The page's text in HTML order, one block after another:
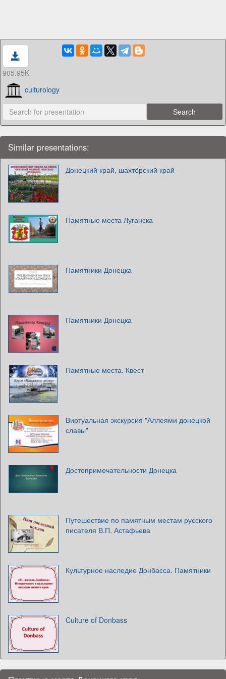
905.95K
culturology
Similar presentations:
Донецкий край, шахтёрский край
Памятные места Луганска
Памятники Донецка
Памятники Донецка
Памятные места. Квест
Виртуальная экскурсия "Аллеями донецкой
славы"
Достопримечательности Донецка
Путешествие по памятным местам русского
писателя В.П. Астафьева
Культурное наследие Донбасса. Памятники
Culture of Donbass